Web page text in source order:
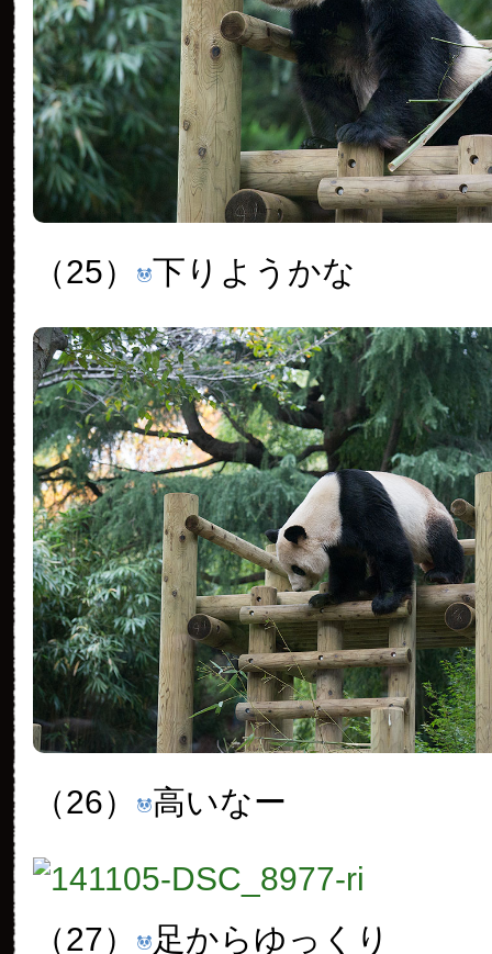
（25） 下りようかな
（26） 高いなー
（27） 足からゆっくり